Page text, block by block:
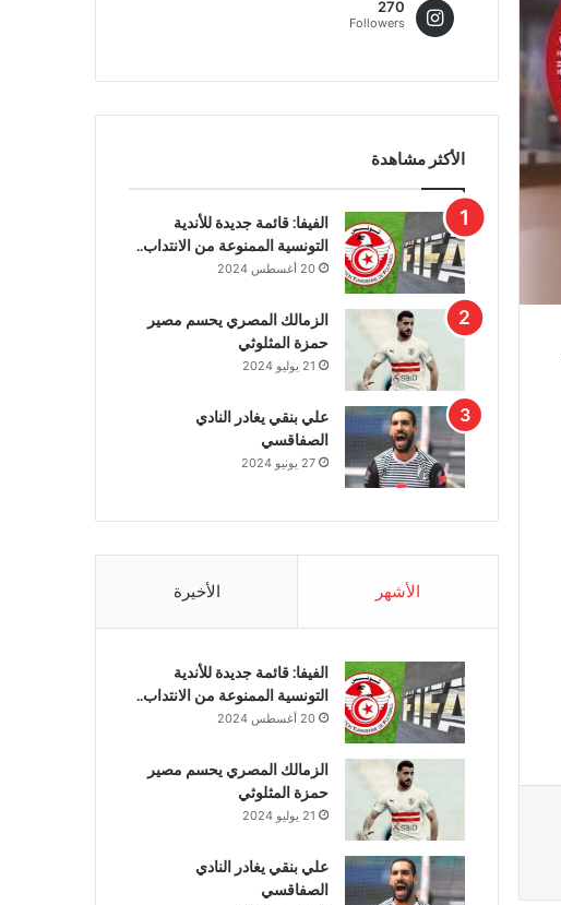
270
Followers
الأكثر مشاهدة
الفيفا: قائمة جديدة للأندية
التونسية الممنوعة من الانتداب..
20 أغسطس 2024
الزمالك المصري يحسم مصير
حمزة المثلوثي
21 يوليو 2024
علي بنقي يغادر النادي
الصفاقسي
27 يونيو 2024
الأشهر الأخيرة
الفيفا: قائمة جديدة للأندية
التونسية الممنوعة من الانتداب..
20 أغسطس 2024
الزمالك المصري يحسم مصير
حمزة المثلوثي
21 يوليو 2024
علي بنقي يغادر النادي
الصفاقسي